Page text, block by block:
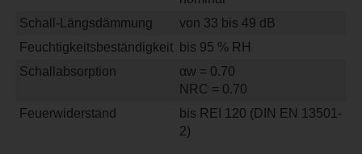
Schall-Längsdämmung
von 33 bis 49 dB
Feuchtigkeitsbeständigkeit
bis 95 % RH
Schallabsorption
αw = 0.70
NRC = 0.70
Feuerwiderstand
bis REI 120 (DIN EN 13501-
2)